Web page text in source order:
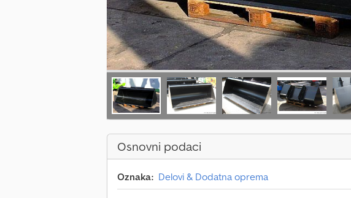
Osnovni podaci
Oznaka: Delovi & Dodatna oprema